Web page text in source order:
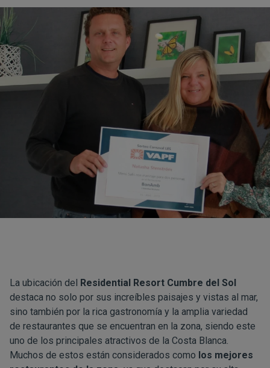
La ubicación del Residential Resort Cumbre del Sol
destaca no solo por sus increíbles paisajes y vistas al mar,
sino también por la rica gastronomía y la amplia variedad
de restaurantes que se encuentran en la zona, siendo este
uno de los principales atractivos de la Costa Blanca.
Muchos de estos están considerados como los mejores